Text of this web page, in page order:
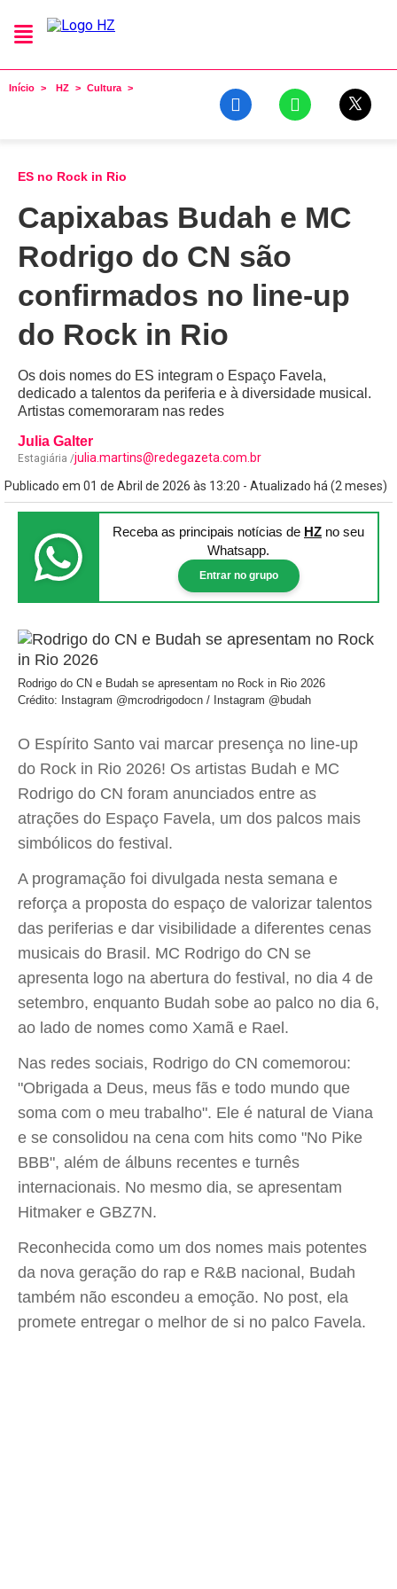
Início HZ Cultura
ES no Rock in Rio
Capixabas Budah e MC
Rodrigo do CN são
confirmados no line-up
do Rock in Rio
Os dois nomes do ES integram o Espaço Favela,
dedicado a talentos da periferia e à diversidade musical.
Artistas comemoraram nas redes
Julia Galter
Estagiária /julia.martins@redegazeta.com.br
Publicado em 01 de Abril de 2026 às 13:20 - Atualizado há (2 meses)
Receba as principais notícias de HZ no seu
Whatsapp.
Entrar no grupo
Rodrigo do CN e Budah se apresentam no Rock in Rio 2026
Crédito: Instagram @mcrodrigodocn / Instagram @budah
O Espírito Santo vai marcar presença no line-up
do Rock in Rio 2026! Os artistas Budah e MC
Rodrigo do CN foram anunciados entre as
atrações do Espaço Favela, um dos palcos mais
simbólicos do festival.
A programação foi divulgada nesta semana e
reforça a proposta do espaço de valorizar talentos
das periferias e dar visibilidade a diferentes cenas
musicais do Brasil. MC Rodrigo do CN se
apresenta logo na abertura do festival, no dia 4 de
setembro, enquanto Budah sobe ao palco no dia 6,
ao lado de nomes como Xamã e Rael.
Nas redes sociais, Rodrigo do CN comemorou:
"Obrigada a Deus, meus fãs e todo mundo que
soma com o meu trabalho". Ele é natural de Viana
e se consolidou na cena com hits como "No Pike
BBB", além de álbuns recentes e turnês
internacionais. No mesmo dia, se apresentam
Hitmaker e GBZ7N.
Reconhecida como um dos nomes mais potentes
da nova geração do rap e R&B nacional, Budah
também não escondeu a emoção. No post, ela
promete entregar o melhor de si no palco Favela.